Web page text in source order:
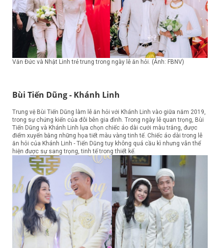
Văn Đức và Nhật Linh trẻ trung trong ngày lễ ăn hỏi. (Ảnh: FBNV)
Bùi Tiến Dũng - Khánh Linh
Trung vệ Bùi Tiến Dũng làm lễ ăn hỏi với Khánh Linh vào giữa năm 2019,
trong sự chứng kiến của đôi bên gia đình. Trong ngày lễ quan trọng, Bùi
Tiến Dũng và Khánh Linh lựa chọn chiếc áo dài cưới màu trắng, được
điểm xuyến bằng những họa tiết màu vàng tinh tế. Chiếc áo dài trong lễ
ăn hỏi của Khánh Linh - Tiến Dũng tuy không quá cầu kì nhưng vẫn thể
hiện được sự sang trọng, tinh tế trong thiết kế.